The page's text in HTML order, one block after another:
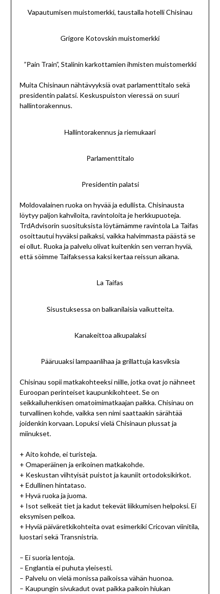
Vapautumisen muistomerkki, taustalla hotelli Chisinau
Grigore Kotovskin muistomerkki
”Pain Train”, Stalinin karkottamien ihmisten muistomerkki
Muita Chisinaun nähtävyyksiä ovat parlamenttitalo sekä
presidentin palatsi. Keskuspuiston vieressä on suuri
hallintorakennus.
Hallintorakennus ja riemukaari
Parlamenttitalo
Presidentin palatsi
Moldovalainen ruoka on hyvää ja edullista. Chisinausta
löytyy paljon kahviloita, ravintoloita je herkkupuoteja.
TrdAdvisorin suosituksista löytämämme ravintola La Taifas
osoittautui hyväksi paikaksi, vaikka halvimmasta päästä se
ei ollut. Ruoka ja palvelu olivat kuitenkin sen verran hyviä,
että söimme Taifaksessa kaksi kertaa reissun aikana.
La Taifas
Sisustuksessa on balkanilaisia vaikutteita.
Kanakeittoa alkupalaksi
Pääruuaksi lampaanlihaa ja grillattuja kasviksia
Chisinau sopii matkakohteeksi niille, jotka ovat jo nähneet
Euroopan perinteiset kaupunkikohteet. Se on
seikkailuhenkisen omatoimimatkaajan paikka. Chisinau on
turvallinen kohde, vaikka sen nimi saattaakin särähtää
joidenkin korvaan. Lopuksi vielä Chisinaun plussat ja
miinukset.
+ Aito kohde, ei turisteja.
+ Omaperäinen ja erikoinen matkakohde.
+ Keskustan viihtyisät puistot ja kauniit ortodoksikirkot.
+ Edullinen hintataso.
+ Hyvä ruoka ja juoma.
+ Isot selkeät tiet ja kadut tekevät liikkumisen helpoksi. Ei
eksymisen pelkoa.
+ Hyviä päiväretkikohteita ovat esimerkiki Cricovan viinitila,
luostari sekä Transnistria.
– Ei suoria lentoja.
– Englantia ei puhuta yleisesti.
– Palvelu on vielä monissa paikoissa vähän huonoa.
– Kaupungin sivukadut ovat paikka paikoin hiukan